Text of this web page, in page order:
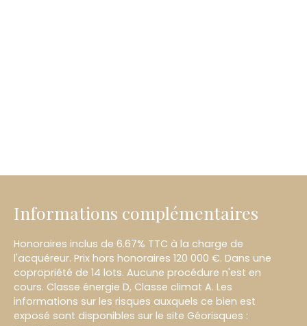
Informations complémentaires
Honoraires inclus de 6.67% TTC à la charge de
l'acquéreur. Prix hors honoraires 120 000 €. Dans une
copropriété de 14 lots. Aucune procédure n'est en
cours. Classe énergie D, Classe climat A. Les
informations sur les risques auxquels ce bien est
exposé sont disponibles sur le site Géorisques :